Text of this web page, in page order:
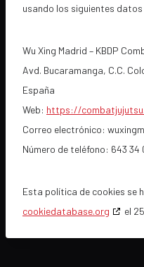
usando los siguientes
Wu Xing Madrid – KBDP
Avd. Bucaramanga, C.C.
España
Web: https://
Correo electrónico:
Número de teléfono: 643 34
Esta política de cookies se
cookiedatabase.org
el